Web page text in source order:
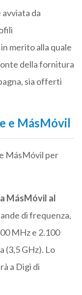
avviata da
merito alla quale
della fornitura
sia offerti
e MásMóvil
MásMóvil per
MásMóvil al
di frequenza,
MHz e 2.100
(3,5 GHz). Lo
a Digi di